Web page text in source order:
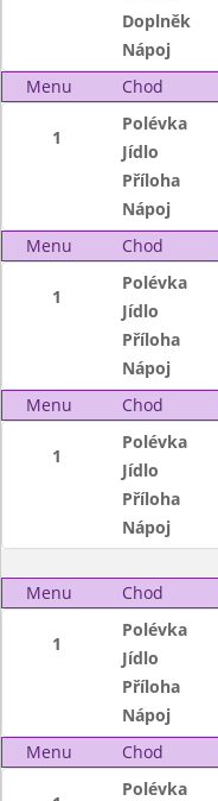
Doplněk
Nápoj
Menu
Chod
1
Polévka
Jídlo
Příloha
Nápoj
Menu
Chod
1
Polévka
Jídlo
Příloha
Nápoj
Menu
Chod
1
Polévka
Jídlo
Příloha
Nápoj
Menu Chod
1
Polévka
Jídlo
Příloha
Nápoj
Menu
Chod
Polévka